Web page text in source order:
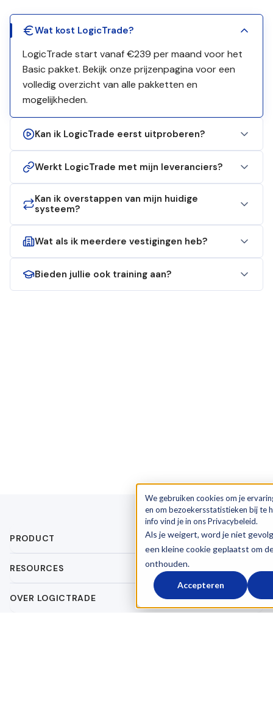
We gebruiken cookies om je
en om bezoekersstatistieken bij te
info vind je in ons Privacybeleid.
Als je weigert, word je niet
een kleine cookie geplaatst om
onthouden.
Accepteren
Wat kost LogicTrade?
LogicTrade start vanaf €239 per maand voor het
Basic pakket. Bekijk onze prijzenpagina voor een
volledig overzicht van alle pakketten en
mogelijkheden.
Kan ik LogicTrade eerst uitproberen?
Werkt LogicTrade met mijn leveranciers?
Kan ik overstappen van mijn huidige
systeem?
Wat als ik meerdere vestigingen heb?
Bieden jullie ook training aan?
PRODUCT
RESOURCES
OVER LOGICTRADE